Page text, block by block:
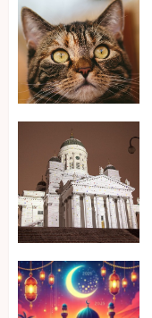
3
4